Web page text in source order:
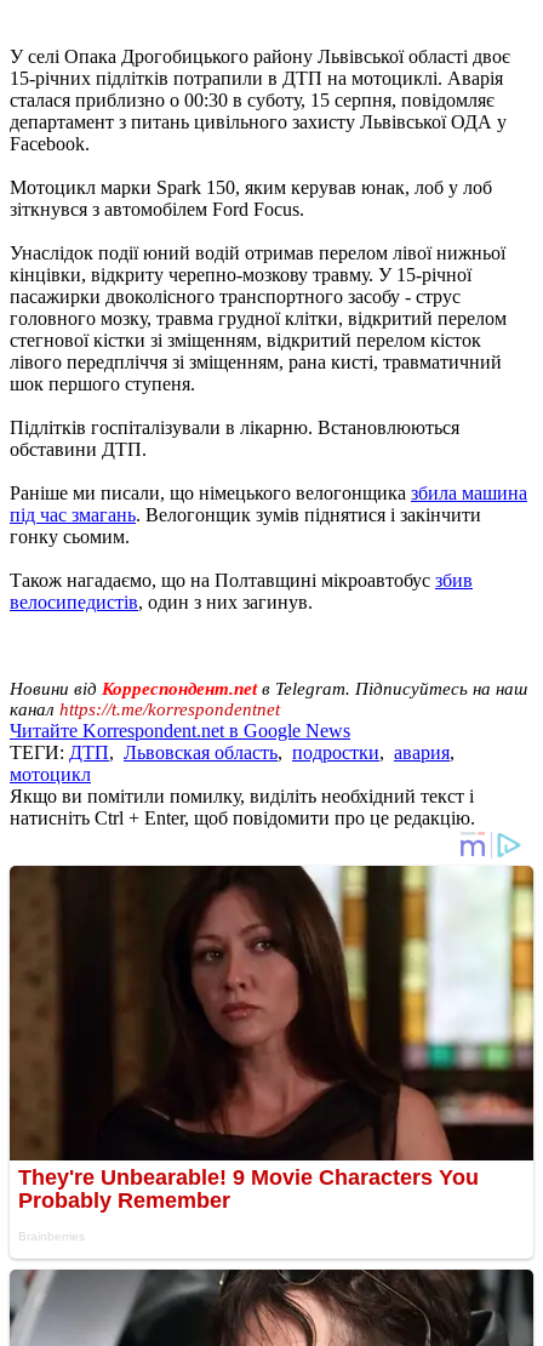
У селі Опака Дрогобицького району Львівської області двоє
15-річних підлітків потрапили в ДТП на мотоциклі. Аварія
сталася приблизно о 00:30 в суботу, 15 серпня, повідомляє
департамент з питань цивільного захисту Львівської ОДА у
Facebook.
Мотоцикл марки Spark 150, яким керував юнак, лоб у лоб
зіткнувся з автомобілем Ford Focus.
Унаслідок події юний водій отримав перелом лівої нижньої
кінцівки, відкриту черепно-мозкову травму. У 15-річної
пасажирки двоколісного транспортного засобу - струс
головного мозку, травма грудної клітки, відкритий перелом
стегнової кістки зі зміщенням, відкритий перелом кісток
лівого передпліччя зі зміщенням, рана кисті, травматичний
шок першого ступеня.
Підлітків госпіталізували в лікарню. Встановлюються
обставини ДТП.
Раніше ми писали, що німецького велогонщика збила машина
під час змагань. Велогонщик зумів піднятися і закінчити
гонку сьомим.
Також нагадаємо, що на Полтавщині мікроавтобус збив
велосипедистів, один з них загинув.
Новини від Корреспондент.netв Telegram. Підписуйтесь на наш
канал https://t.me/korrespondentnet
Читайте Korrespondent.net в Google News
ТЕГИ: ДТП, Львовская область, подростки, авария,
мотоцикл
Якщо ви помітили помилку, виділіть необхідний текст і
натисніть Ctrl + Enter, щоб повідомити про це редакцію.